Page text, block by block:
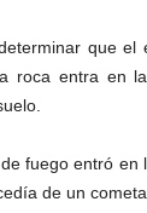
que el
roca entra en
fuego entró
de un cometa.